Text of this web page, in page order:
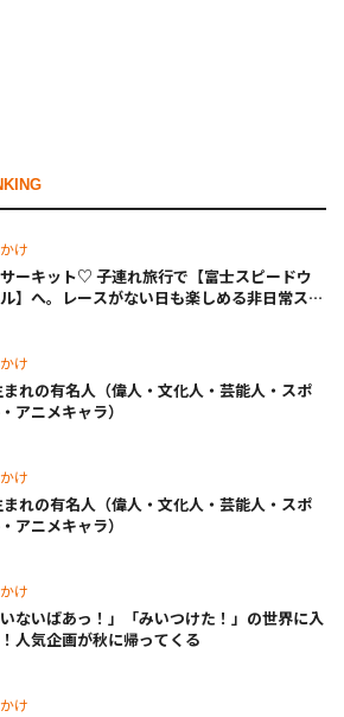
け
ーキット♡ 子連れ旅行で【富士スピードウ
】へ。レースがない日も楽しめる非日常ステ
け
れの有名人（偉人・文化人・芸能人・スポ
アニメキャラ）
け
れの有名人（偉人・文化人・芸能人・スポ
アニメキャラ）
け
いないばあっ！」「みいつけた！」の世界に入
人気企画が秋に帰ってくる
け